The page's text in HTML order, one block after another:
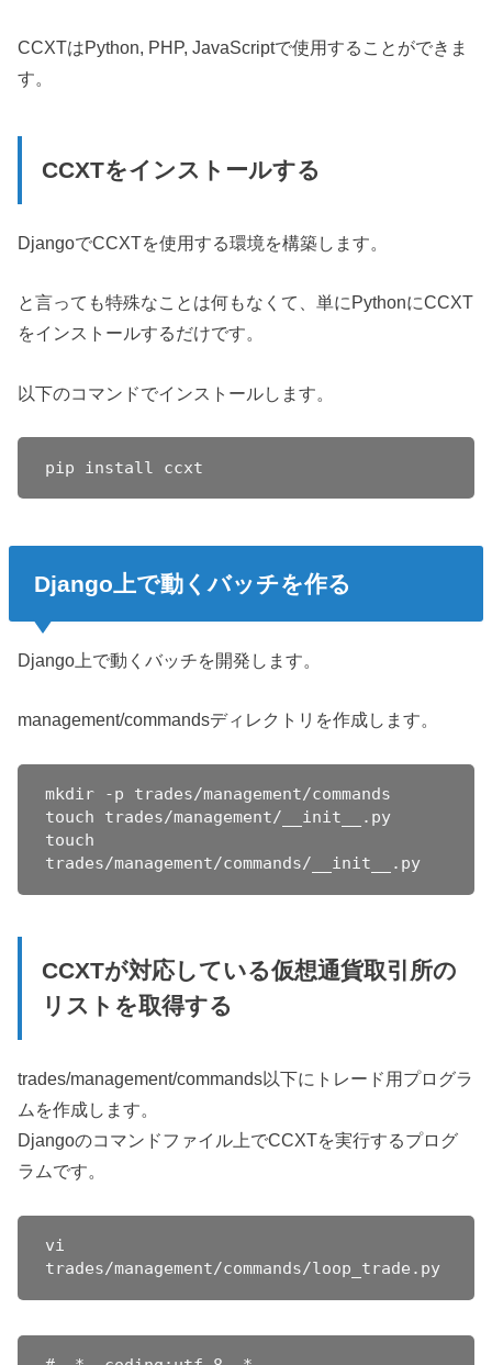
CCXTはPython, PHP, JavaScriptで使用することができま
す。
CCXTをインストールする
DjangoでCCXTを使用する環境を構築します。
と言っても特殊なことは何もなくて、単にPythonにCCXT
をインストールするだけです。
以下のコマンドでインストールします。
pip install ccxt
Django上で動くバッチを作る
Django上で動くバッチを開発します。
management/commandsディレクトリを作成します。
mkdir -p trades/management/commands
touch trades/management/__init__.py
touch
CCXTが対応している仮想通貨取引所の
リストを取得する
trades/management/commands以下にトレード用プログラ
ムを作成します。
Djangoのコマンドファイル上でCCXTを実行するプログ
ラムです。
vi
trades/management/commands/loop_trade.py